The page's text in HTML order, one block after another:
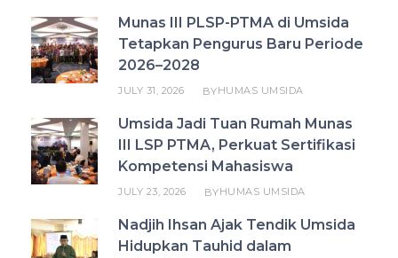
Munas III PLSP-PTMA di Umsida
Tetapkan Pengurus Baru Periode
2026–2028
JULY 31, 2026 BYHUMAS UMSIDA
Umsida Jadi Tuan Rumah Munas
III LSP PTMA, Perkuat Sertifikasi
Kompetensi Mahasiswa
JULY 23, 2026 BYHUMAS UMSIDA
Nadjih Ihsan Ajak Tendik Umsida
Hidupkan Tauhid dalam